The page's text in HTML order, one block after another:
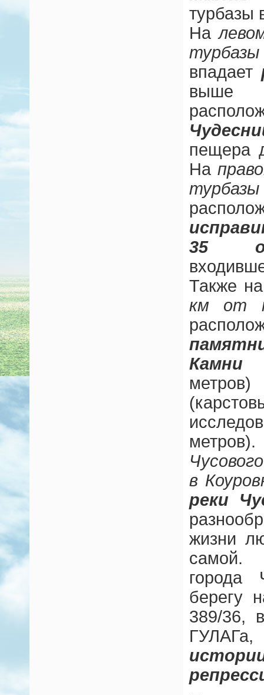
турбазы
На
турбазы
впадает
выше
пещера
На
35
Также
км от
Камни
в
реки
жизни
города
берегу
389/36,